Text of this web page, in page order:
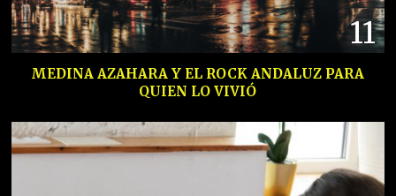
11
MEDINA AZAHARA Y EL ROCK ANDALUZ PARA
QUIEN LO VIVIÓ